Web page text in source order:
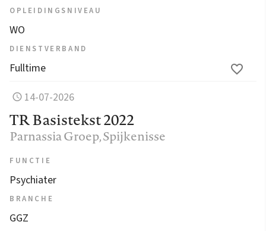
OPLEIDINGSNIVEAU
WO
DIENSTVERBAND
Fulltime
14-07-2026
TR Basistekst 2022
Parnassia Groep, Spijkenisse
FUNCTIE
Psychiater
BRANCHE
GGZ